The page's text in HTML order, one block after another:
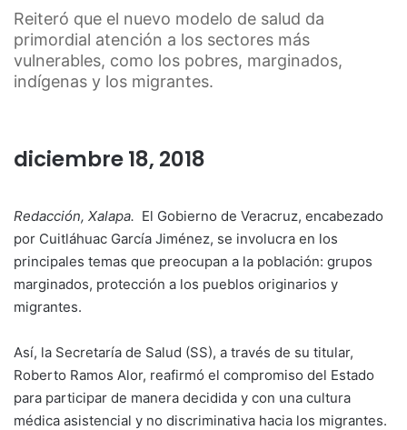
Reiteró que el nuevo modelo de salud da
primordial atención a los sectores más
vulnerables, como los pobres, marginados,
indígenas y los migrantes.
diciembre 18, 2018
Redacción, Xalapa. El Gobierno de Veracruz, encabezado
por Cuitláhuac García Jiménez, se involucra en los
principales temas que preocupan a la población: grupos
marginados, protección a los pueblos originarios y
migrantes.
Así, la Secretaría de Salud (SS), a través de su titular,
Roberto Ramos Alor, reafirmó el compromiso del Estado
para participar de manera decidida y con una cultura
médica asistencial y no discriminativa hacia los migrantes.